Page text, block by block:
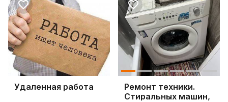
Удаленная работа
Ремонт техники.
Стиральных машин,